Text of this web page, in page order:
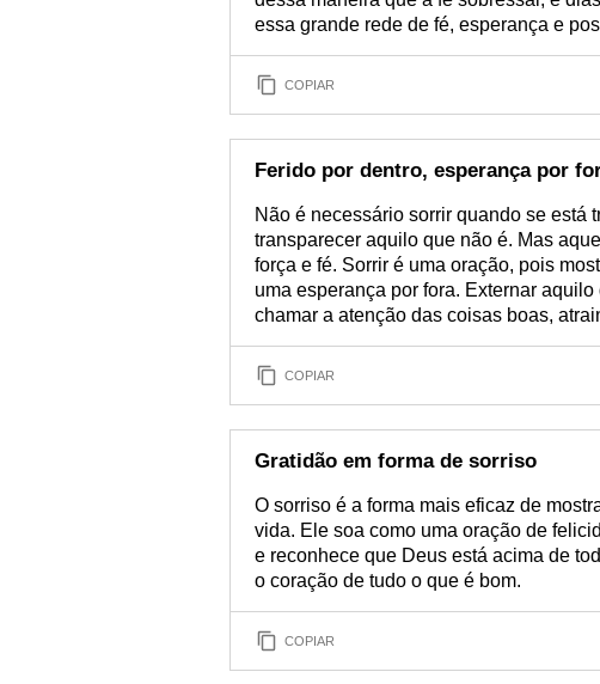
essa grande rede de fé, esperança e
COPIAR
Ferido por dentro, esperança por
Não é necessário sorrir quando se está
transparecer aquilo que não é. Mas
força e fé. Sorrir é uma oração, pois
uma esperança por fora. Externar
chamar a atenção das coisas boas,
COPIAR
Gratidão em forma de sorriso
O sorriso é a forma mais eficaz de
vida. Ele soa como uma oração de
e reconhece que Deus está acima de
o coração de tudo o que é bom.
COPIAR